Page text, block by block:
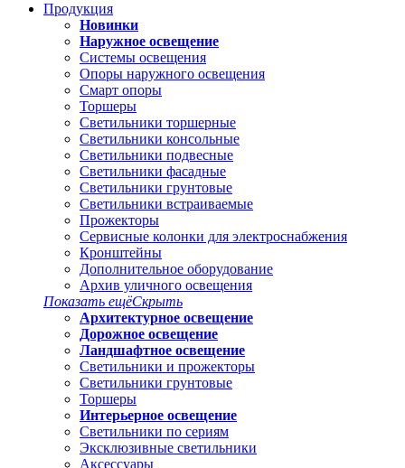
Продукция
Новинки
Наружное освещение
Системы освещения
Опоры наружного освещения
Смарт опоры
Торшеры
Светильники торшерные
Светильники консольные
Светильники подвесные
Светильники фасадные
Светильники грунтовые
Светильники встраиваемые
Прожекторы
Сервисные колонки для электроснабжения
Кронштейны
Дополнительное оборудование
Архив уличного освещения
Показать ещёСкрыть
Архитектурное освещение
Дорожное освещение
Ландшафтное освещение
Светильники и прожекторы
Светильники грунтовые
Торшеры
Интерьерное освещение
Светильники по сериям
Эксклюзивные светильники
Аксессуары